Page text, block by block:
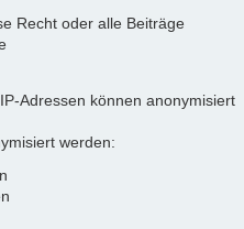
Recht oder alle Beiträge
Adressen können anonymisiert
werden: